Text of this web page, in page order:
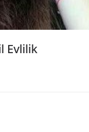
Evlilik